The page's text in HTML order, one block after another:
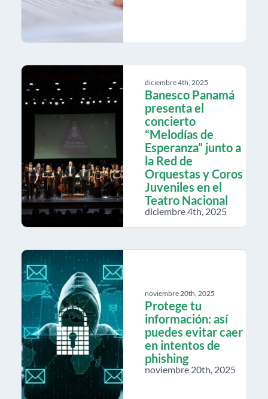
diciembre 4th, 2025
Banesco Panamá
presenta el
concierto
“Melodías de
Esperanza” junto a
la Red de
Orquestas y Coros
Juveniles en el
Teatro Nacional
diciembre 4th, 2025
noviembre 20th, 2025
Protege tu
información: así
puedes evitar caer
en intentos de
phishing
noviembre 20th, 2025